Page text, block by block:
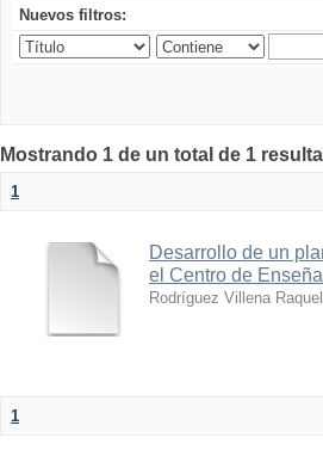
Nuevos filtros:
Mostrando 1 de un total de 1
1
Desarrollo de un
el Centro de
Rodríguez Villena Raquel
1